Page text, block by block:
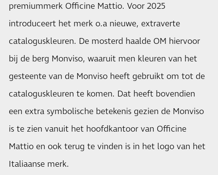
premiummerk Officine Mattio. Voor 2025
introduceert het merk o.a nieuwe, extraverte
cataloguskleuren. De mosterd haalde OM hiervoor
bij de berg Monviso, waaruit men kleuren van het
gesteente van de Monviso heeft gebruikt om tot de
cataloguskleuren te komen. Dat heeft bovendien
een extra symbolische betekenis gezien de Monviso
is te zien vanuit het hoofdkantoor van Officine
Mattio en ook terug te vinden is in het logo van het
Italiaanse merk.